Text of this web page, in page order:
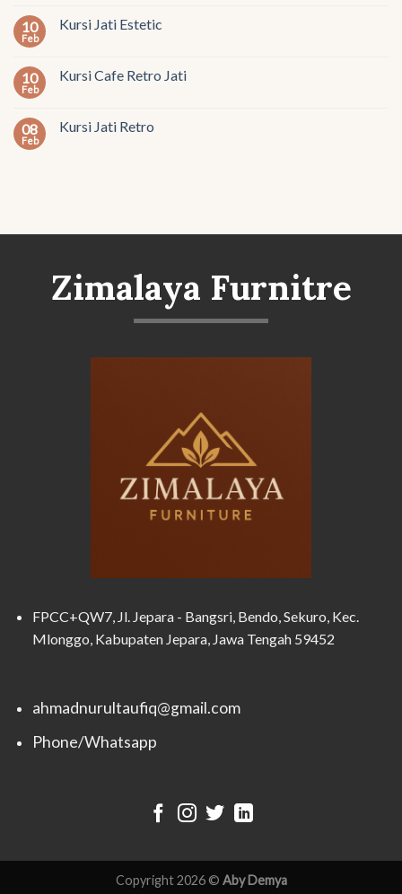
10
Feb
Kursi Jati Estetic
10
Feb
Kursi Cafe Retro Jati
08
Feb
Kursi Jati Retro
Zimalaya Furnitre
FPCC+QW7, Jl. Jepara - Bangsri, Bendo, Sekuro, Kec.
Mlonggo, Kabupaten Jepara, Jawa Tengah 59452
ahmadnurultaufiq@gmail.com
Phone/Whatsapp
Copyright 2026 © Aby Demya